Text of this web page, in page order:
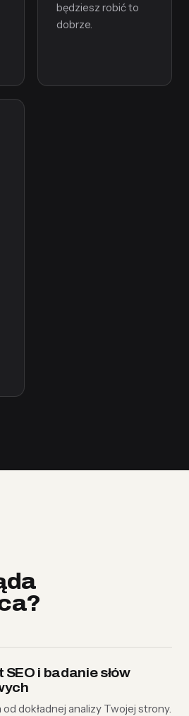
będziesz robić to
dobrze.
SEO i badanie słów
dokładnej analizy Twojej strony.